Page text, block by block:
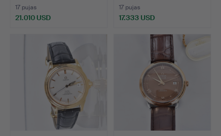
17 pujas
21.010 USD
17 pujas
17.333 USD